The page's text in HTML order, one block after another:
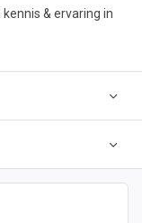
& ervaring in